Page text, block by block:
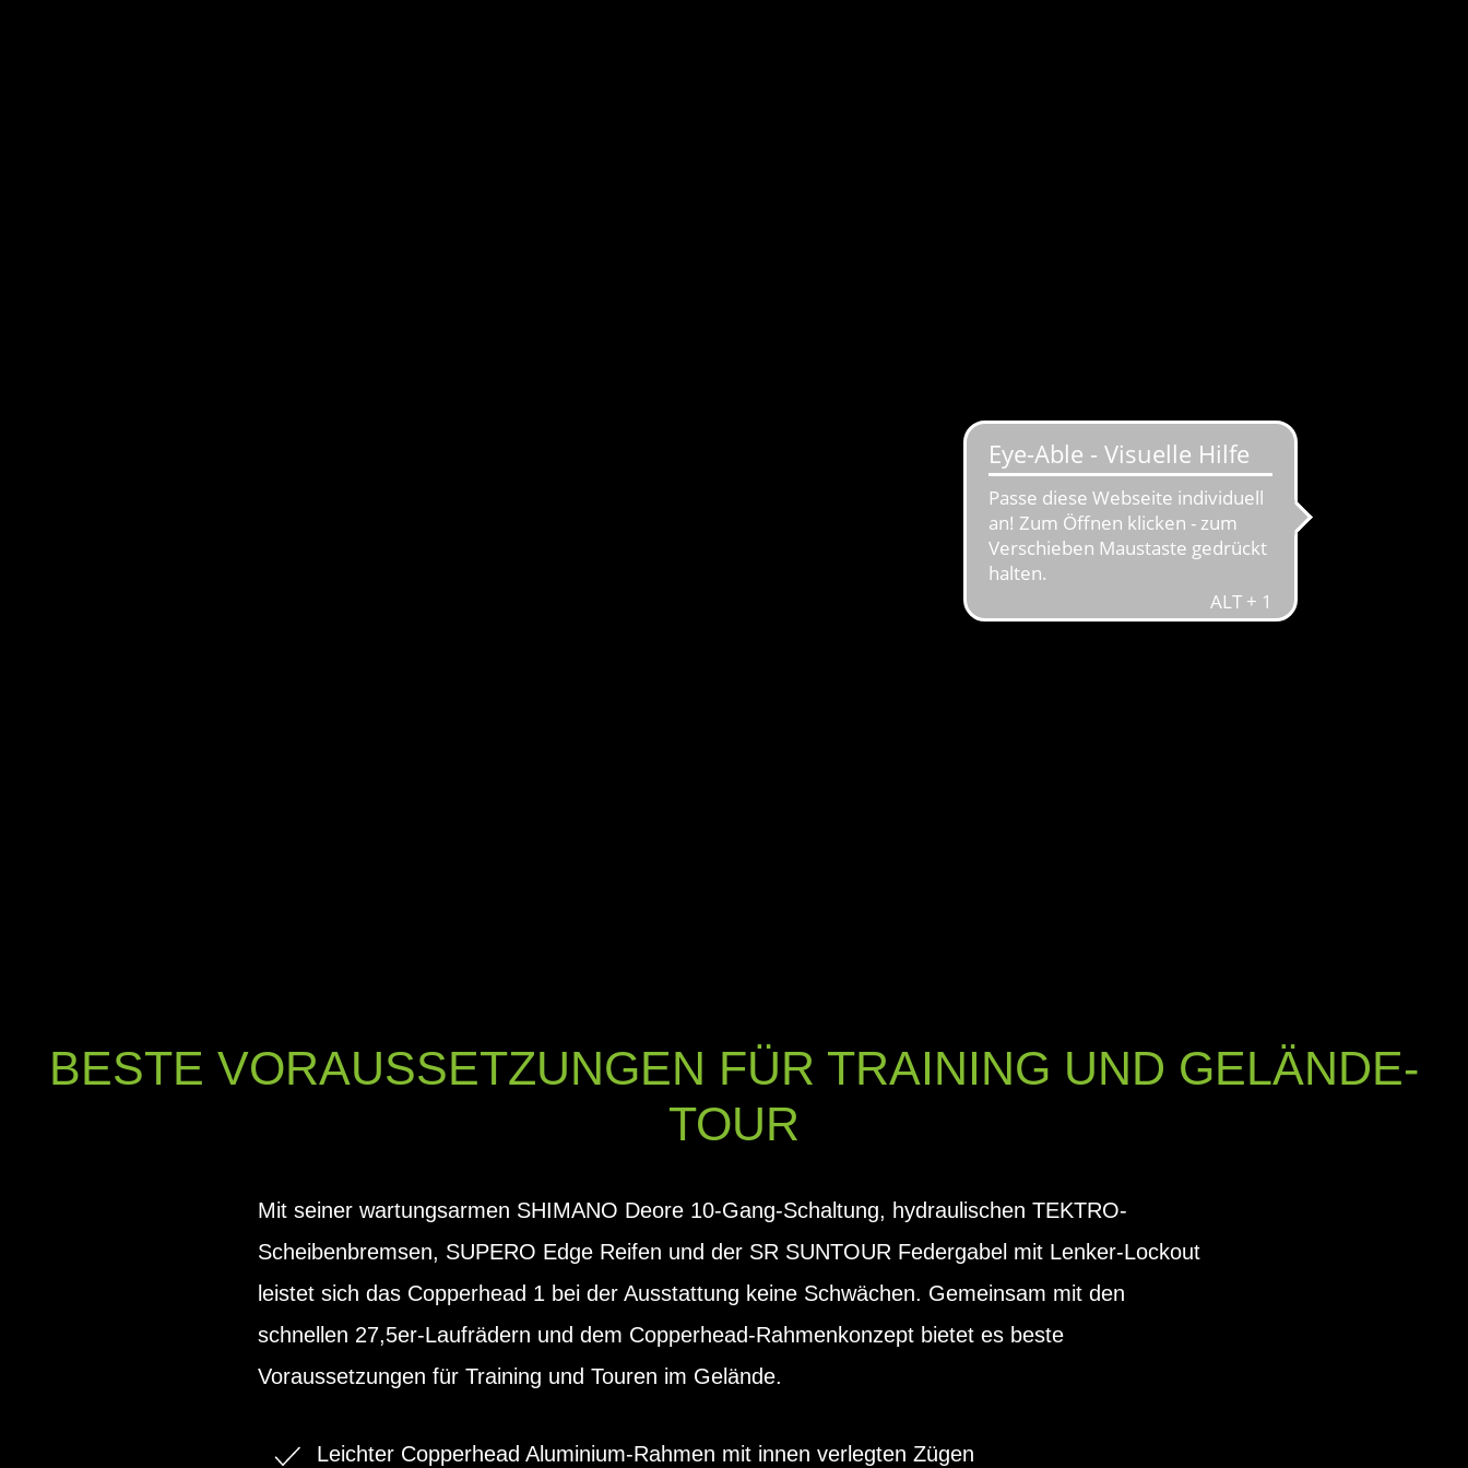
BESTE VORAUSSETZUNGEN FÜR TRAINING UND GELÄNDE-
TOUR
Mit seiner wartungsarmen SHIMANO Deore 10-Gang-Schaltung, hydraulischen TEKTRO-
Scheibenbremsen, SUPERO Edge Reifen und der SR SUNTOUR Federgabel mit Lenker-Lockout
leistet sich das Copperhead 1 bei der Ausstattung keine Schwächen. Gemeinsam mit den
schnellen 27,5er-Laufrädern und dem Copperhead-Rahmenkonzept bietet es beste
Voraussetzungen für Training und Touren im Gelände.
Leichter Copperhead Aluminium-Rahmen mit innen verlegten Zügen